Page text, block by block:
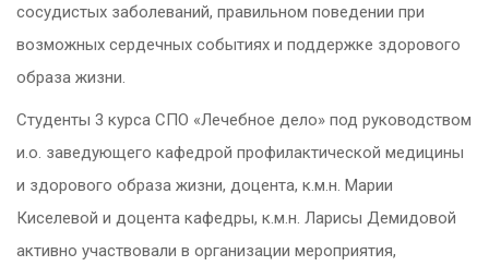
сосудистых заболеваний, правильном поведении при
возможных сердечных событиях и поддержке здорового
образа жизни.
Студенты 3 курса СПО «Лечебное дело» под руководством
и.о. заведующего кафедрой профилактической медицины
и здорового образа жизни, доцента, к.м.н. Марии
Киселевой и доцента кафедры, к.м.н. Ларисы Демидовой
активно участвовали в организации мероприятия,